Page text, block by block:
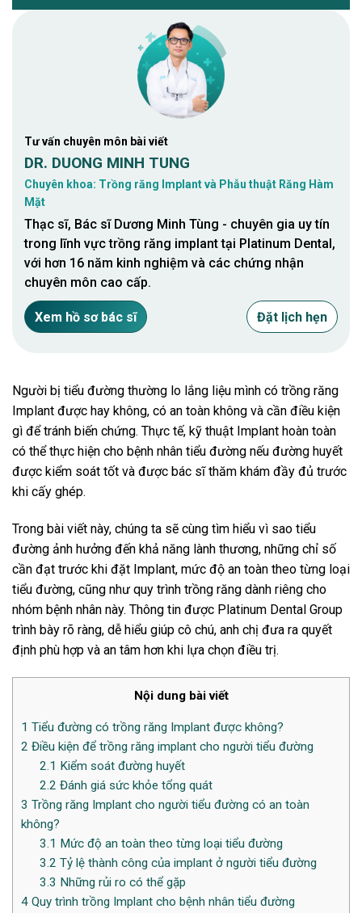
Tư vấn chuyên môn bài viết
DR. DUONG MINH TUNG
Chuyên khoa: Trồng răng Implant và Phẫu thuật Răng Hàm
Mặt
Thạc sĩ, Bác sĩ Dương Minh Tùng - chuyên gia uy tín
trong lĩnh vực trồng răng implant tại Platinum Dental,
với hơn 16 năm kinh nghiệm và các chứng nhận
chuyên môn cao cấp.
Xem hồ sơ bác sĩ Đặt lịch hẹn
Người bị tiểu đường thường lo lắng liệu mình có trồng răng
Implant được hay không, có an toàn không và cần điều kiện
gì để tránh biến chứng. Thực tế, kỹ thuật Implant hoàn toàn
có thể thực hiện cho bệnh nhân tiểu đường nếu đường huyết
được kiểm soát tốt và được bác sĩ thăm khám đầy đủ trước
khi cấy ghép.
Trong bài viết này, chúng ta sẽ cùng tìm hiểu vì sao tiểu
đường ảnh hưởng đến khả năng lành thương, những chỉ số
cần đạt trước khi đặt Implant, mức độ an toàn theo từng loại
tiểu đường, cũng như quy trình trồng răng dành riêng cho
nhóm bệnh nhân này. Thông tin được Platinum Dental Group
trình bày rõ ràng, dễ hiểu giúp cô chú, anh chị đưa ra quyết
định phù hợp và an tâm hơn khi lựa chọn điều trị.
Nội dung bài viết
1 Tiểu đường có trồng răng Implant được không?
2 Điều kiện để trồng răng implant cho người tiểu đường
2.1 Kiểm soát đường huyết
2.2 Đánh giá sức khỏe tổng quát
3 Trồng răng Implant cho người tiểu đường có an toàn
không?
3.1 Mức độ an toàn theo từng loại tiểu đường
3.2 Tỷ lệ thành công của implant ở người tiểu đường
3.3 Những rủi ro có thể gặp
4 Quy trình trồng Implant cho bệnh nhân tiểu đường